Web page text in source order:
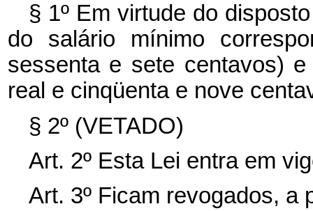
§ 1º Em virtude do
do salário mínimo
sessenta e sete centavos)
real e cinqüenta e nove
§ 2º (VETADO)
Art. 2º Esta Lei entra em
Art. 3º Ficam revogados, a